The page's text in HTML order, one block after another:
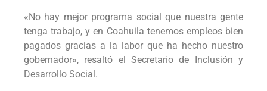
«No hay mejor programa social que nuestra gente
tenga trabajo, y en Coahuila tenemos empleos bien
pagados gracias a la labor que ha hecho nuestro
gobernador», resaltó el Secretario de Inclusión y
Desarrollo Social.